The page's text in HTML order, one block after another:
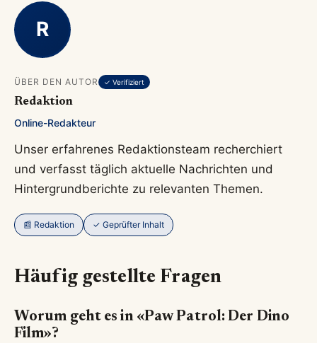
R
ÜBER DEN AUTOR ✓ Verifiziert
Redaktion
Online-Redakteur
Unser erfahrenes Redaktionsteam recherchiert
und verfasst täglich aktuelle Nachrichten und
Hintergrundberichte zu relevanten Themen.
📰 Redaktion ✓ Geprüfter Inhalt
Häufig gestellte Fragen
Worum geht es in «Paw Patrol: Der Dino
Film»?